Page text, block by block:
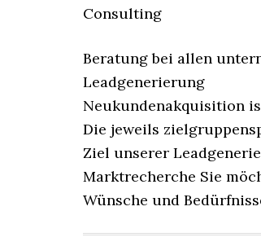
Consulting
Beratung bei allen
Leadgenerierung
Neukundenakquisition
Die jeweils
Ziel unserer
Marktrecherche Sie
Wünsche und